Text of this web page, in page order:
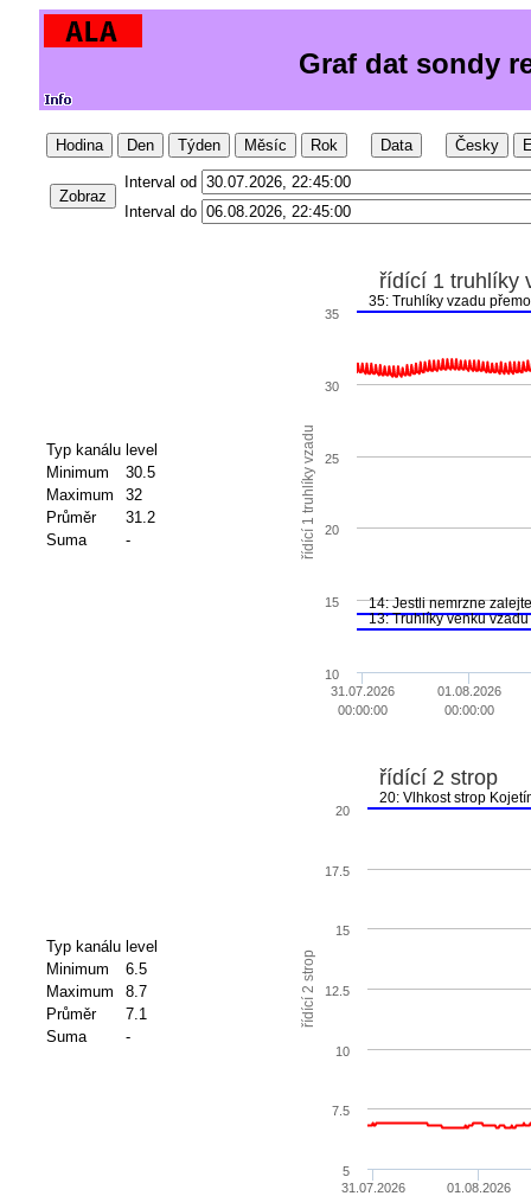
Graf dat sondy
Hodina Den Týden Měsíc Rok Data Česky
Zobraz
Interval od
Interval do
Typ kanálu level
Minimum
30.5
Maximum
32
Průměr
31.2
Suma
- řídící 1 truhlíky vzadu
řídící 1 truhlíky
14: Jestli nemrzne
13: Truhlíky venku
35: Truhlíky vzadu
31.07.2026
00:00:00
01.08.2026
00:00:00
30
10
15
20
25
35
Typ kanálu level
Minimum
6.5
Maximum
8.7
Průměr
7.1
Suma
-
řídící 2 strop
řídící 2 strop
20: Vlhkost strop
31.07.2026
01.08.2026
7.5
5
10
12.5
15
17.5
20